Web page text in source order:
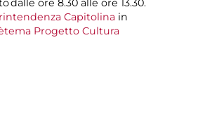
dalle ore 8.30 alle ore 13.30.
Capitolina in
Progetto Cultura